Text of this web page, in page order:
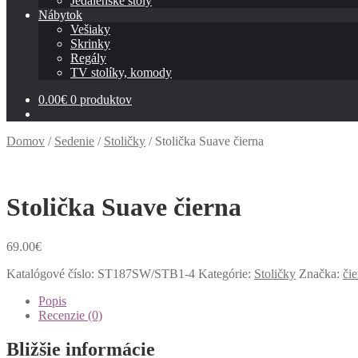
Nábytok
Vešiaky
Skrinky
Regály
TV stolíky, komody
0.00€ 0 produktov
Domov / Sedenie / Stoličky / Stolička Suave čierna
Stolička Suave čierna
69.00€
Katalógové číslo: ST187SW/STB1-4 Kategórie: Stoličky Značka:
Popis
Recenzie (0)
Bližšie informácie